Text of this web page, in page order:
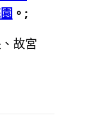
。;
故宮